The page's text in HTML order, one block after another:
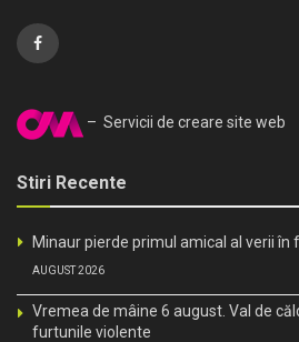
– Servicii de creare site web
Stiri Recente
Minaur pierde primul amical al verii în
AUGUST 2026
Vremea de mâine 6 august. Val de
furtunile violente